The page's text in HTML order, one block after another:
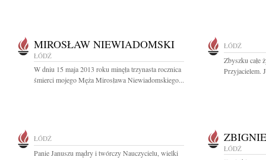
MIROSŁAW NIEWIADOMSKI
ŁÓDŹ
W dniu 15 maja 2013 roku minęła trzynasta rocznica
śmierci mojego Męża Mirosława Niewiadomskiego...
ŁÓDŹ
Zbyszku całe
Przyjacielem.
ŁÓDŹ
Panie Januszu mądry i twórczy Nauczycielu, wielki
ŁÓDŹ